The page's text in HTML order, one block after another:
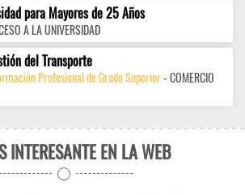
para Mayores de 25 Años
A LA UNIVERSIDAD
del Transporte
Profesional de Grado Superior- COMERCIO
INTERESANTE EN LA WEB